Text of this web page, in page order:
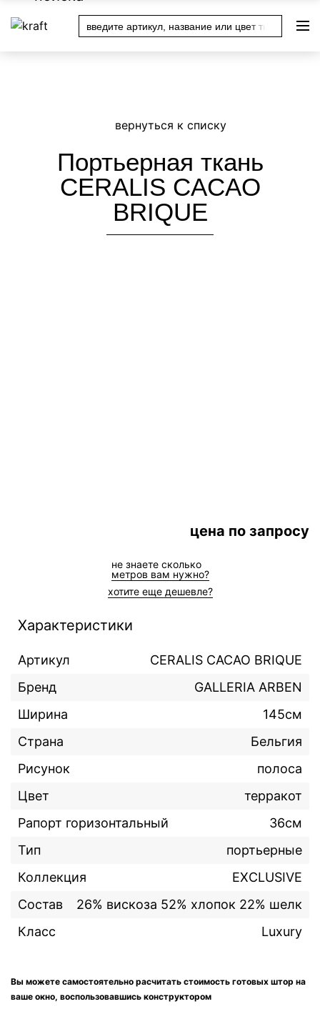
менеджера магазина после оформления заказа или по
телефону в вашем городе
Портьерная ткань
CERALIS CACAO
BRIQUE
цена по запросу
не знаете сколькo
метров вам нужно?
хотите еще дешевле?
Характеристики
Артикул
CERALIS CACAO BRIQUE
Бренд
GALLERIA ARBEN
Ширина
145см
Страна
Бельгия
Рисунок
полоса
Цвет
терракот
Рапорт горизонтальный
36см
Тип
портьерные
Коллекция
EXCLUSIVE
Состав
26% вискоза 52% хлопок 22% шелк
Класс
Luxury
Вы можете самостоятельно расчитать стоимость готовых штор на
ваше окно, воспользовавшись конструктором